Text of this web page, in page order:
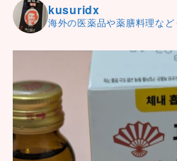
kusuridx
海外の医薬品や薬膳料理など